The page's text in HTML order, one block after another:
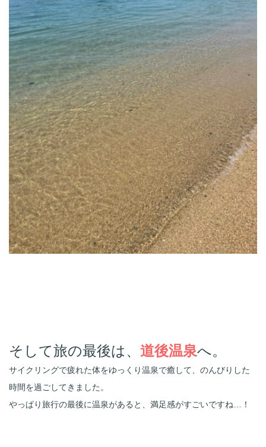
そして旅の最後は、 道後温泉へ。
サイクリングで疲れた体をゆっくり温泉で癒して、のんびりした
時間を過ごしてきました。
やっぱり旅行の最後に温泉があると、満足感がすごいですね…！